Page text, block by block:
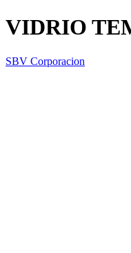
VIDRIO
SBV Corporacion